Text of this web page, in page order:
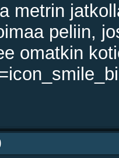
metrin
peliin,
omatkin